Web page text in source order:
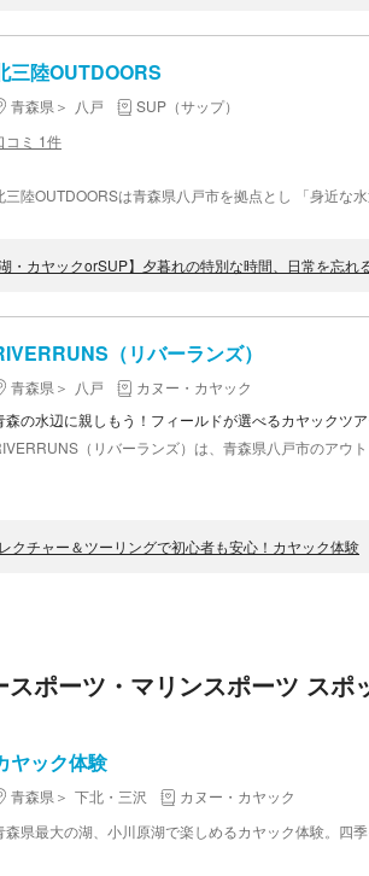
三陸OUTDOORS
青森県 八戸
SUP（サップ）
コミ 1件
（リバーランズ）
青森県 八戸
カヌー・カヤック
森の水辺に親しもう！フィールドが選べるカヤックツ
クチャー＆ツーリングで初心者も安心！カヤック体験
ポーツ・マリンスポーツ スポ
ヤック体験
青森県 下北・三沢
カヌー・カヤック